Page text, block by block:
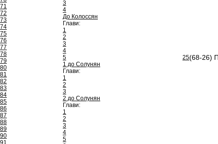
71
72
73
74
75
76
77
78
79
80
81
82
83
84
85
86
87
88
89
90
91
3
4
До Колоссян
Глави:
1
2
3
4
5
1 до Солунян
Глави:
1
2
3
2 до Солунян
Глави:
1
2
3
4
5
25(68-26)